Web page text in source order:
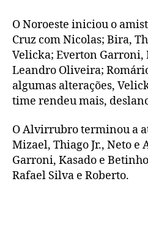
O Noroeste iniciou o
Cruz com Nicolas; Bira,
Velicka; Everton Garroni,
Leandro Oliveira;
algumas alterações,
time rendeu mais,
O Alvirrubro terminou a
Mizael, Thiago Jr., Neto e
Garroni, Kasado e
Rafael Silva e Roberto.